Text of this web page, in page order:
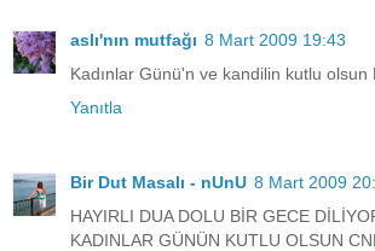
aslı'nın mutfağı 8 Mart 2009 19:43
Kadınlar Günü'n ve kandilin kutlu olsun
Yanıtla
Bir Dut Masalı - nUnU 8 Mart 2009
HAYIRLI DUA DOLU BİR GECE
KADINLAR GÜNÜN KUTLU OLSUN